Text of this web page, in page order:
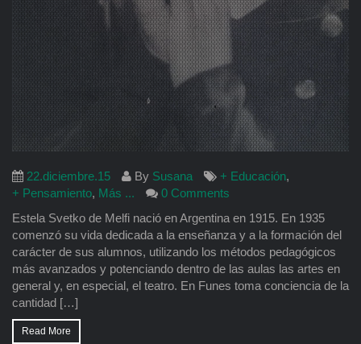
22.diciembre.15 By Susana + Educación,
+ Pensamiento, Más ...
0 Comments
Estela Svetko de Melfi nació en Argentina en 1915. En 1935
comenzó su vida dedicada a la enseñanza y a la formación del
carácter de sus alumnos, utilizando los métodos pedagógicos
más avanzados y potenciando dentro de las aulas las artes en
general y, en especial, el teatro. En Funes toma conciencia de la
cantidad […]
Read More